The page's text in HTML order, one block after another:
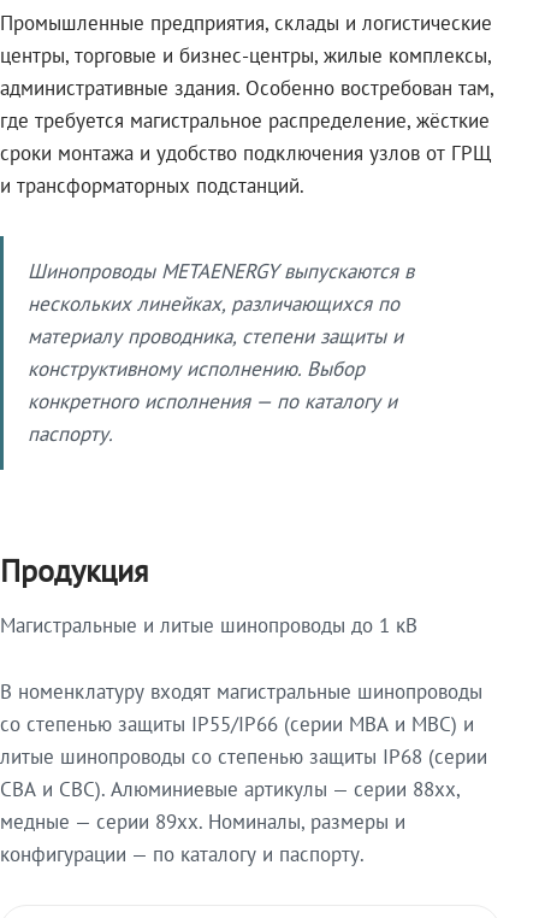
Промышленные предприятия, склады и логистические
центры, торговые и бизнес-центры, жилые комплексы,
административные здания. Особенно востребован там,
где требуется магистральное распределение, жёсткие
сроки монтажа и удобство подключения узлов от ГРЩ
и трансформаторных подстанций.
Шинопроводы METAENERGY выпускаются в
нескольких линейках, различающихся по
материалу проводника, степени защиты и
конструктивному исполнению. Выбор
конкретного исполнения — по каталогу и
паспорту.
Продукция
Магистральные и литые шинопроводы до 1 кВ
В номенклатуру входят магистральные шинопроводы
со степенью защиты IP55/IP66 (серии МВА и МВС) и
литые шинопроводы со степенью защиты IP68 (серии
СВА и СВС). Алюминиевые артикулы — серии 88xx,
медные — серии 89xx. Номиналы, размеры и
конфигурации — по каталогу и паспорту.